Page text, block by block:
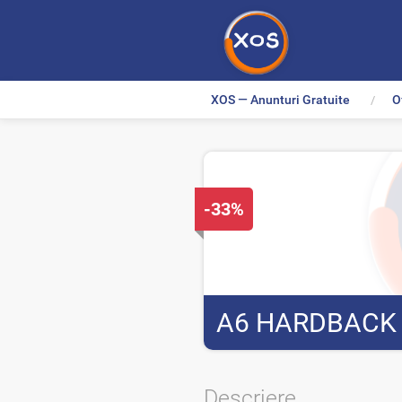
XOS — Anunturi Gratuite
A6
D
i
n
-33%